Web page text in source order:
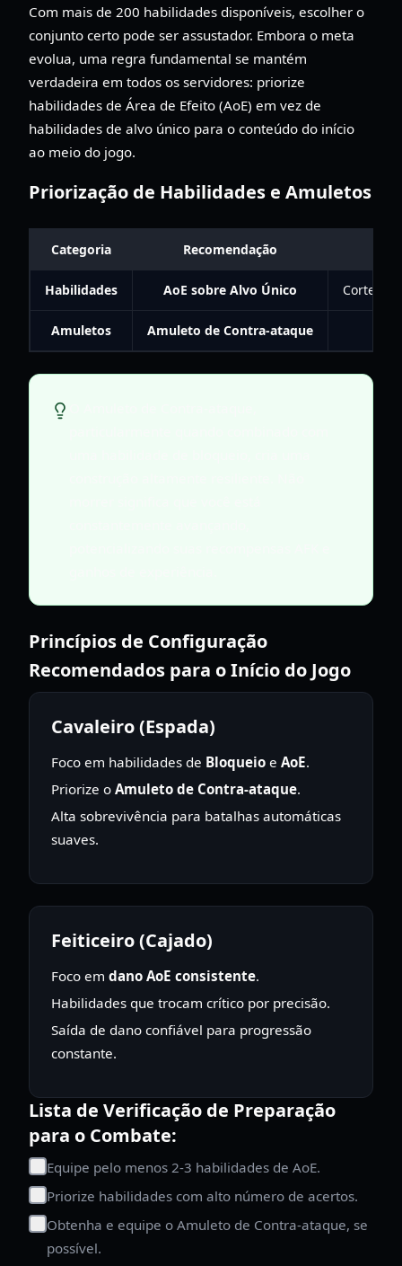
Com mais de 200 habilidades disponíveis, escolher o
conjunto certo pode ser assustador. Embora o meta
evolua, uma regra fundamental se mantém
verdadeira em todos os servidores: priorize
habilidades de Área de Efeito (AoE) em vez de
habilidades de alvo único para o conteúdo do início
ao meio do jogo.
Priorização de Habilidades e Amuletos
Categoria Recomendação
Habilidades AoE sobre Alvo Único Corte
Amuletos Amuleto de Contra-ataque
Princípios de Configuração
Recomendados para o Início do Jogo
Cavaleiro (Espada)
Foco em habilidades de Bloqueio e AoE.
Priorize o Amuleto de Contra-ataque.
Alta sobrevivência para batalhas automáticas
suaves.
Feiticeiro (Cajado)
Foco em dano AoE consistente.
Habilidades que trocam crítico por precisão.
Saída de dano confiável para progressão
constante.
Lista de Verificação de Preparação
para o Combate:
Equipe pelo menos 2-3 habilidades de AoE.
Priorize habilidades com alto número de acertos.
Obtenha e equipe o Amuleto de Contra-ataque, se
possível.